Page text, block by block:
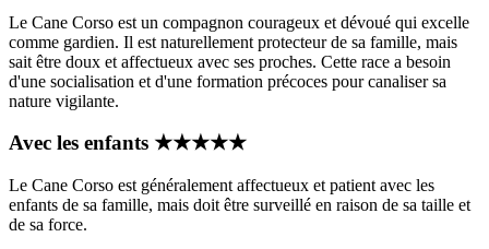
Le Cane Corso est un compagnon courageux et dévoué qui excelle
comme gardien. Il est naturellement protecteur de sa famille, mais
sait être doux et affectueux avec ses proches. Cette race a besoin
d'une socialisation et d'une formation précoces pour canaliser sa
nature vigilante.
Avec les enfants ★★★★★
Le Cane Corso est généralement affectueux et patient avec les
enfants de sa famille, mais doit être surveillé en raison de sa taille et
de sa force.